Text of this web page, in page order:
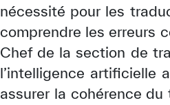
nécessité pour les
comprendre les erreurs
Chef de la section de
l’intelligence artificielle
assurer la cohérence